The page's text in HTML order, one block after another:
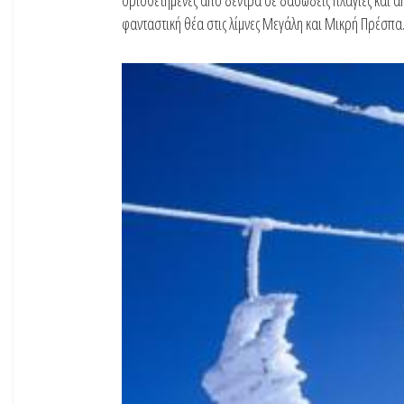
φανταστική θέα στις λίμνες Μεγάλη και Μικρή Πρέσπα.